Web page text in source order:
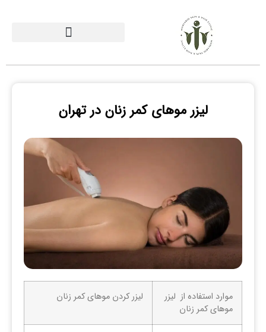
لیزر موهای کمر زنان در تهران
موارد استفاده از لیزر
موهای کمر زنان
لیزر کردن موهای کمر زنان